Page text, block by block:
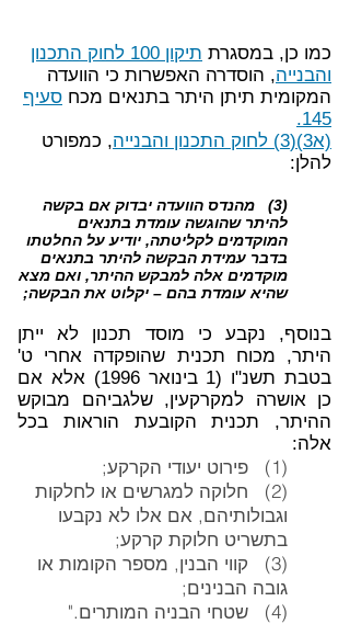
כמו כן, במסגרת
תיקון 100 לחוק התכנון
והבנייה, הוסדרה האפשרות כי הוועדה
המקומית תיתן היתר בתנאים מכח סעיף
145.
(א3)(3) לחוק התכנון והבנייה
, כמפורט
להלן:
(3) מהנדס הוועדה יבדוק אם בקשה
להיתר שהוגשה עומדת בתנאים
המוקדמים לקליטתה, יודיע על החלטתו
בדבר עמידת הבקשה להיתר בתנאים
מוקדמים אלה למבקש ההיתר, ואם מצא
שהיא עומדת בהם – יקלוט את הבקשה;
בנוסף, נקבע כי מוסד תכנון לא ייתן
היתר, מכוח תכנית שהופקדה אחרי ט'
בטבת תשנ"ו (1 בינואר 1996) אלא אם
כן אושרה למקרקעין, שלגביהם מבוקש
ההיתר, תכנית הקובעת הוראות בכל
אלה:
(1) פירוט יעודי הקרקע;
(2) חלוקה למגרשים או לחלקות
וגבולותיהם, אם אלו לא נקבעו
בתשריט חלוקת קרקע;
(3) קווי הבנין, מספר הקומות או
גובה הבנינים;
(4) שטחי הבניה המותרים."